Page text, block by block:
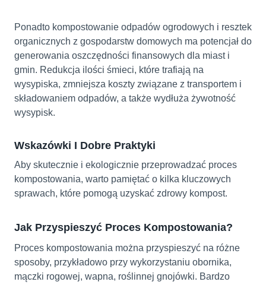
Ponadto kompostowanie odpadów ogrodowych i resztek
organicznych z gospodarstw domowych ma potencjał do
generowania oszczędności finansowych dla miast i
gmin. Redukcja ilości śmieci, które trafiają na
wysypiska, zmniejsza koszty związane z transportem i
składowaniem odpadów, a także wydłuża żywotność
wysypisk.
Wskazówki I Dobre Praktyki
Aby skutecznie i ekologicznie przeprowadzać proces
kompostowania, warto pamiętać o kilka kluczowych
sprawach, które pomogą uzyskać zdrowy kompost.
Jak Przyspieszyć Proces Kompostowania?
Proces kompostowania można przyspieszyć na różne
sposoby, przykładowo przy wykorzystaniu obornika,
mączki rogowej, wapna, roślinnej gnojówki. Bardzo